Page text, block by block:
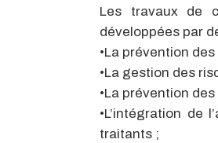
Les travaux de
développées par
•La prévention
•La gestion des
•La prévention
•L’intégration de
traitants ;